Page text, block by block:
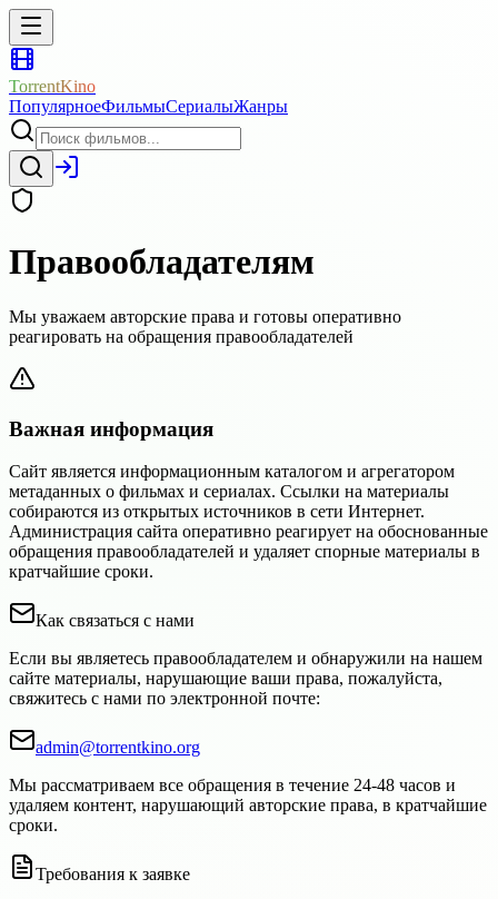
TorrentKino
ПопулярноеФильмыСериалыЖанры
Правообладателям
Мы уважаем авторские права и готовы оперативно
реагировать на обращения правообладателей
Важная информация
Сайт является информационным каталогом и агрегатором
метаданных о фильмах и сериалах. Ссылки на материалы
собираются из открытых источников в сети Интернет.
Администрация сайта оперативно реагирует на обоснованные
обращения правообладателей и удаляет спорные материалы в
кратчайшие сроки.
Как связаться с нами
Если вы являетесь правообладателем и обнаружили на нашем
сайте материалы, нарушающие ваши права, пожалуйста,
свяжитесь с нами по электронной почте:
admin@torrentkino.org
Мы рассматриваем все обращения в течение 24-48 часов и
удаляем контент, нарушающий авторские права, в кратчайшие
сроки.
Требования к заявке